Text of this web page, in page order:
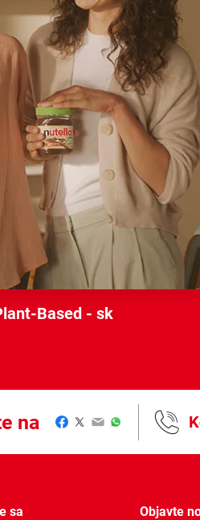
Based - sk
na Facebook
Twitter
EmailWhatsApp
sa Objavte